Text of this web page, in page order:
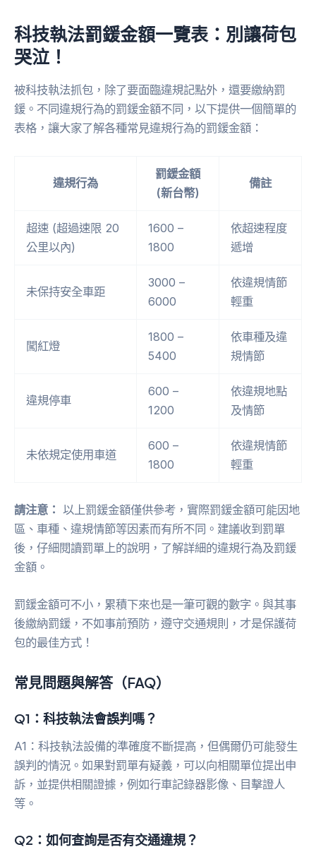
科技執法罰鍰金額一覽表：別讓荷包
哭泣！
被科技執法抓包，除了要面臨違規記點外，還要繳納罰
鍰。不同違規行為的罰鍰金額不同，以下提供一個簡單的
表格，讓大家了解各種常見違規行為的罰鍰金額：
違規行為
罰鍰金額
(新台幣)
備註
超速 (超過速限 20
公里以內)
1600 –
1800
依超速程度
遞增
未保持安全車距
3000 –
6000
依違規情節
輕重
闖紅燈
1800 –
5400
依車種及違
規情節
違規停車
600 –
1200
依違規地點
及情節
未依規定使用車道
600 –
1800
依違規情節
輕重
請注意： 以上罰鍰金額僅供參考，實際罰鍰金額可能因地
區、車種、違規情節等因素而有所不同。建議收到罰單
後，仔細閱讀罰單上的說明，了解詳細的違規行為及罰鍰
金額。
罰鍰金額可不小，累積下來也是一筆可觀的數字。與其事
後繳納罰鍰，不如事前預防，遵守交通規則，才是保護荷
包的最佳方式！
常見問題與解答（FAQ）
Q1：科技執法會誤判嗎？
A1：科技執法設備的準確度不斷提高，但偶爾仍可能發生
誤判的情況。如果對罰單有疑義，可以向相關單位提出申
訴，並提供相關證據，例如行車記錄器影像、目擊證人
等。
Q2：如何查詢是否有交通違規？